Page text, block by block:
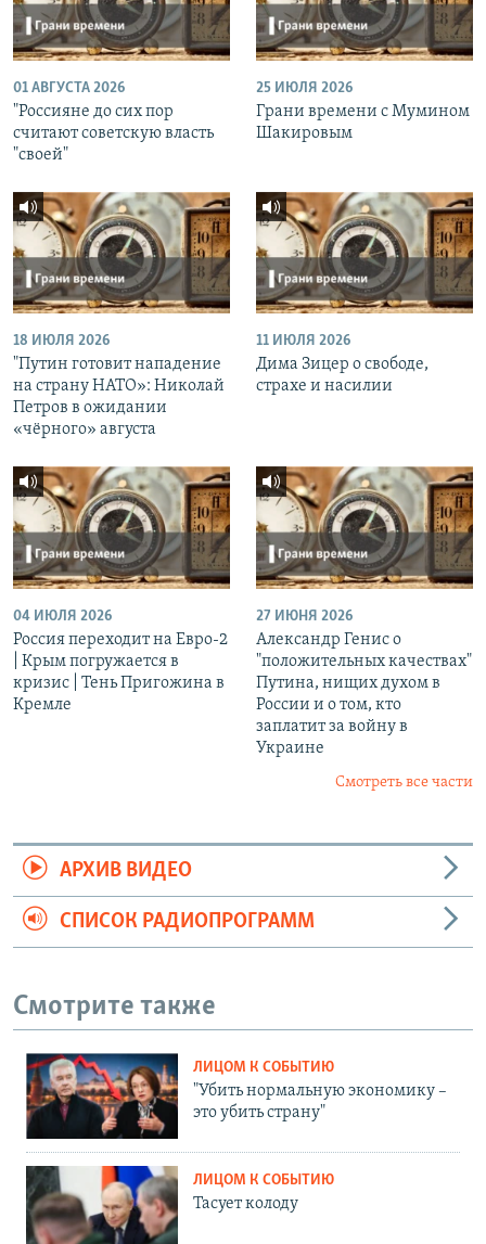
01 АВГУСТА 2026
"Россияне до сих пор
считают советскую власть
"своей"
25 ИЮЛЯ 2026
Грани времени с Мумином
Шакировым
18 ИЮЛЯ 2026
"Путин готовит нападение
на страну НАТО»: Николай
Петров в ожидании
«чёрного» августа
11 ИЮЛЯ 2026
Дима Зицер о свободе,
страхе и насилии
04 ИЮЛЯ 2026
Россия переходит на Евро-2
| Крым погружается в
кризис | Тень Пригожина в
Кремле
27 ИЮНЯ 2026
Александр Генис о
"положительных качествах"
Путина, нищих духом в
России и о том, кто
заплатит за войну в
Украине
Смотреть все части
АРХИВ ВИДЕО
СПИСОК РАДИОПРОГРАММ
Смотрите также
ЛИЦОМ К СОБЫТИЮ
"Убить нормальную экономику –
это убить страну"
ЛИЦОМ К СОБЫТИЮ
Тасует колоду